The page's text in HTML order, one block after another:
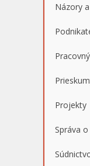
Názory
Projekty
Správa